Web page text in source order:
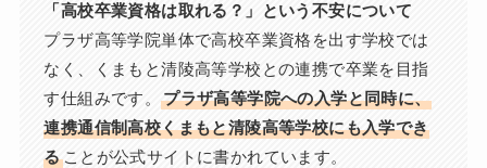
「高校卒業資格は取れる？」という不安について
プラザ高等学院単体で高校卒業資格を出す学校では
なく、くまもと清陵高等学校との連携で卒業を目指
す仕組みです。プラザ高等学院への入学と同時に、
連携通信制高校くまもと清陵高等学校にも入学でき
ることが公式サイトに書かれています。